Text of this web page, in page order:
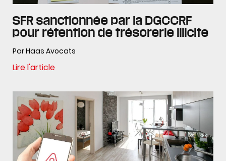
SFR sanctionnée par la DGCCRF
pour rétention de trésorerie illicite
Par Haas Avocats
Lire l'article